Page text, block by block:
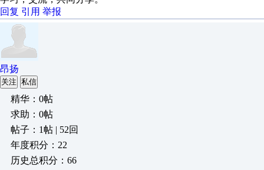
回复 引用 举报
昂扬
关注 私信
精华：0帖
求助：0帖
帖子：1帖 | 52回
年度积分：22
历史总积分：66